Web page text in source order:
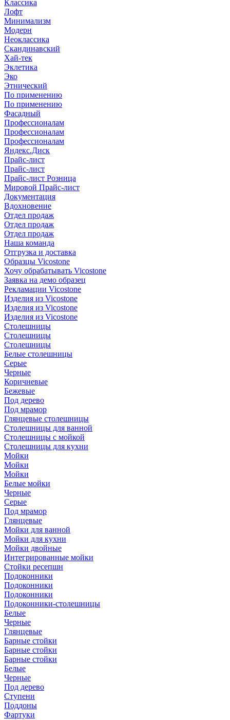
Классика
Лофт
Минимализм
Модерн
Неоклассика
Скандинавский
Хай-тек
Эклетика
Эко
Этнический
По применению
По применению
Фасадный
Профессионалам
Профессионалам
Профессионалам
Яндекс.Диск
Прайс-лист
Прайс-лист
Прайс-лист Розница
Мировой Прайс-лист
Документация
Вдохновение
Отдел продаж
Отдел продаж
Отдел продаж
Наша команда
Отгрузка и доставка
Образцы Vicostone
Хочу обрабатывать Vicostone
Заявка на демо образец
Рекламации Vicostone
Изделия из Vicostone
Изделия из Vicostone
Изделия из Vicostone
Столешницы
Столешницы
Столешницы
Белые столешницы
Серые
Черные
Коричневые
Бежевые
Под дерево
Под мрамор
Глянцевые столешницы
Столешницы для ванной
Столешницы с мойкой
Столешницы для кухни
Мойки
Мойки
Мойки
Белые мойки
Черные
Серые
Под мрамор
Глянцевые
Мойки для ванной
Мойки для кухни
Мойки двойные
Интегрированные мойки
Стойки ресепшн
Подоконники
Подоконники
Подоконники
Подоконники-столешницы
Белые
Черные
Глянцевые
Барные стойки
Барные стойки
Барные стойки
Белые
Черные
Под дерево
Ступени
Поддоны
Фартуки